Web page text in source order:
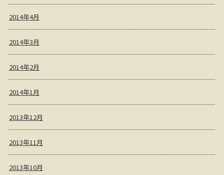
2014年4月
2014年3月
2014年2月
2014年1月
2013年12月
2013年11月
2013年10月